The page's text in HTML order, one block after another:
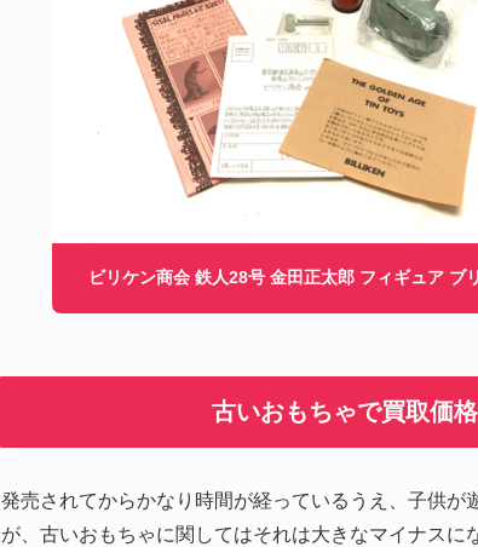
ビリケン商会 鉄人28号 金田正太郎 フィギュア ブ
古いおもちゃで買取価
発売されてからかなり時間が経っているうえ、子供
が、古いおもちゃに関してはそれは大きなマイナス